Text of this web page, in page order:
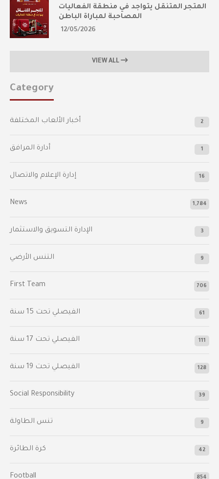
المتجر المتنقل يتواجد في منطقة الفعاليات
المصاحبة لمباراة الباطن
12/05/2026
VIEW ALL
Category
أخبار الألعاب المختلفة 2
أدارة المرافق 1
إدارة الإعلام والاتصال 16
News 1,784
الإدارة التسويق والاستثمار 3
التنس الأرضي 9
First Team 706
الفيصلي‬⁩ تحت 15 سنة 61
‫الفيصلي‬⁩ تحت 17 سنة 111
الفيصلي‬⁩ تحت 19 سنة 128
Social Responsibility 39
تنس الطاولة 9
كرة الطائرة 42
Football 854